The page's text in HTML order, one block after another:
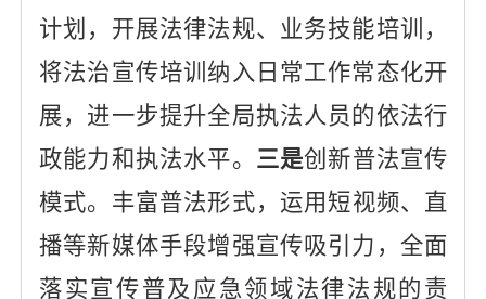
计划，开展法律法规、业务技能培训 ，
将法治宣传培训纳入日常工作常态化开
展，进一步提升全局执法人员的依法行
政能力和执法水平。 三是创新普法宣传
模式。 丰富普法形式，运用短视频、直
播等新媒体手段增强宣传吸引力 ，全面
落实宣传普及应急领域法律法规的责